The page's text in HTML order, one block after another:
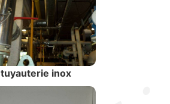
tuyauterie inox